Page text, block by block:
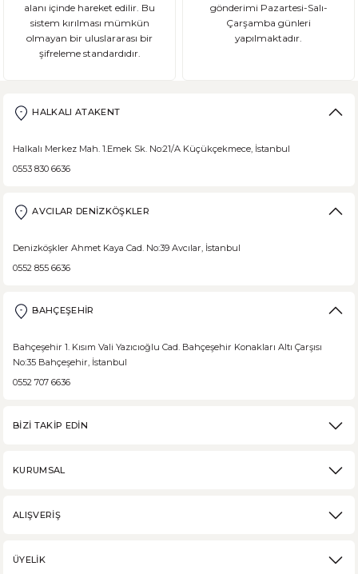
alanı içinde hareket edilir. Bu
sistem kırılması mümkün
olmayan bir uluslararası bir
şifreleme standardıdır.
gönderimi Pazartesi-Salı-
Çarşamba günleri
yapılmaktadır.
HALKALI ATAKENT
Halkalı Merkez Mah. 1.Emek Sk. No:21/A Küçükçekmece, İstanbul
0553 830 6636
AVCILAR DENİZKÖŞKLER
Denizköşkler Ahmet Kaya Cad. No:39 Avcılar, İstanbul
0552 855 6636
BAHÇEŞEHİR
Bahçeşehir 1. Kısım Vali Yazıcıoğlu Cad. Bahçeşehir Konakları Altı Çarşısı
No:35 Bahçeşehir, İstanbul
0552 707 6636
BİZİ TAKİP EDİN
KURUMSAL
ALIŞVERİŞ
ÜYELİK